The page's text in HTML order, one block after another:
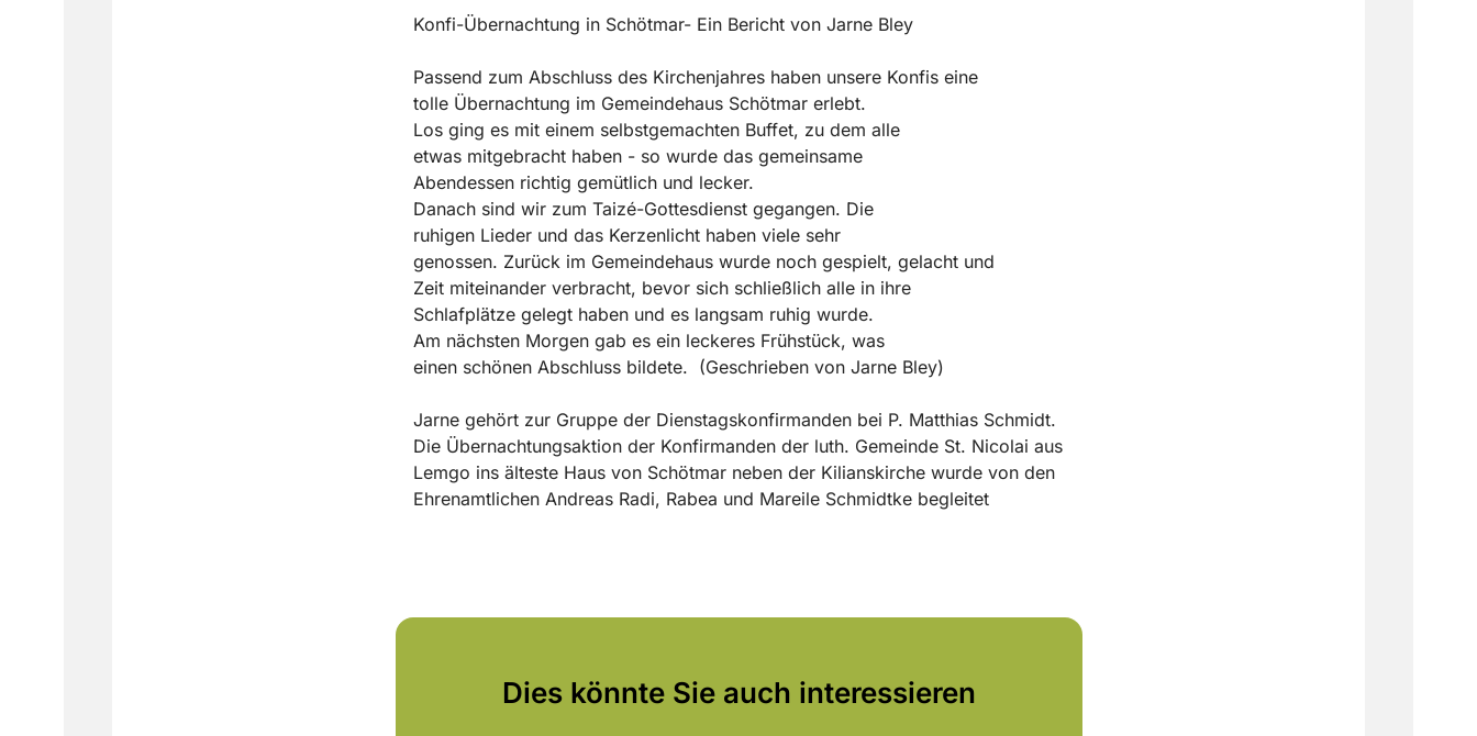
Konfi-Übernachtung in Schötmar- Ein Bericht von Jarne Bley
Passend zum Abschluss des Kirchenjahres haben unsere Konfis eine
tolle Übernachtung im Gemeindehaus Schötmar erlebt.
Los ging es mit einem selbstgemachten Buffet, zu dem alle
etwas mitgebracht haben - so wurde das gemeinsame
Abendessen richtig gemütlich und lecker.
Danach sind wir zum Taizé-Gottesdienst gegangen. Die
ruhigen Lieder und das Kerzenlicht haben viele sehr
genossen. Zurück im Gemeindehaus wurde noch gespielt, gelacht und
Zeit miteinander verbracht, bevor sich schließlich alle in ihre
Schlafplätze gelegt haben und es langsam ruhig wurde.
Am nächsten Morgen gab es ein leckeres Frühstück, was
einen schönen Abschluss bildete. (Geschrieben von Jarne Bley)
Jarne gehört zur Gruppe der Dienstagskonfirmanden bei P. Matthias Schmidt.
Die Übernachtungsaktion der Konfirmanden der luth. Gemeinde St. Nicolai aus
Lemgo ins älteste Haus von Schötmar neben der Kilianskirche wurde von den
Ehrenamtlichen Andreas Radi, Rabea und Mareile Schmidtke begleitet
Dies könnte Sie auch interessieren